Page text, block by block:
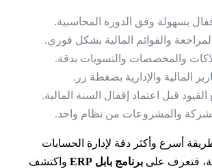
بسهولة وفق الدورة المحاسبية.
والقوائم المالية بشكل فوري.
والمخصصات والتسويات بدقة.
المالية والإدارية بضغطة زر.
قبل اعتماد إقفال السنة المالية.
والمشروعات من نظام واحد.
أسرع وأكثر دقة لإدارة الحسابات
فتعرف على برنامج بابل ERP
واكتشف